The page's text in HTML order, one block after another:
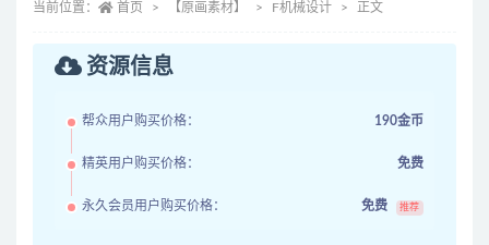
当前位置： 首页 【原画素材】 F机械设计 正文
资源信息
帮众用户购买价格： 190金币
精英用户购买价格： 免费
永久会员用户购买价格： 免费 推荐